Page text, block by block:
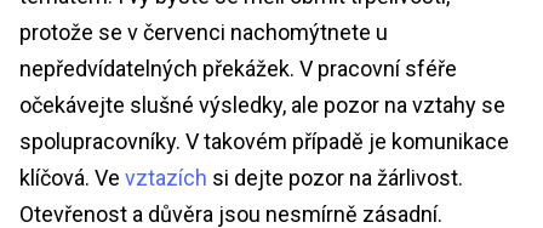
protože se v červenci nachomýtnete u
nepředvídatelných překážek. V pracovní sféře
očekávejte slušné výsledky, ale pozor na vztahy se
spolupracovníky. V takovém případě je komunikace
klíčová. Ve vztazích si dejte pozor na žárlivost.
Otevřenost a důvěra jsou nesmírně zásadní.